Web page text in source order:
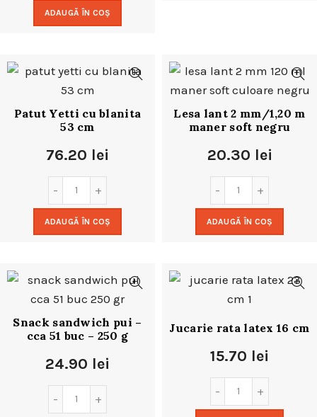
ADAUGĂ ÎN COȘ
Patut Yetti cu blanita
53 cm
76.20 lei
ADAUGĂ ÎN COȘ
Lesa lant 2 mm/1,20 m
maner soft negru
20.30 lei
ADAUGĂ ÎN COȘ
Snack sandwich pui –
cca 51 buc – 250 g
24.90 lei
Jucarie rata latex 16 cm
15.70 lei